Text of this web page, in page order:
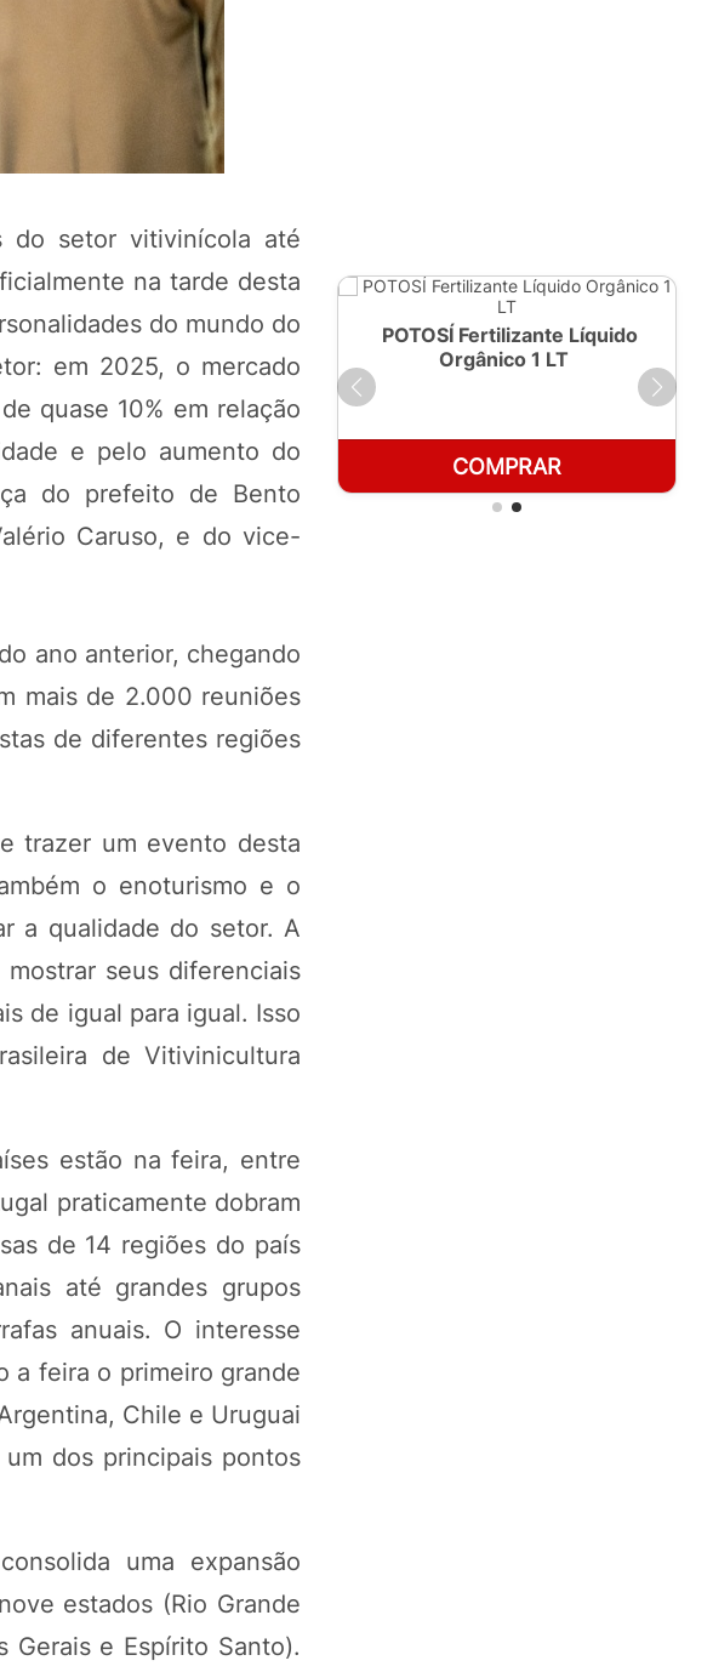
do setor vitivinícola até
na tarde desta
do mundo do
em 2025, o mercado
quase 10% em relação
e pelo aumento do
do prefeito de Bento
Caruso, e do vice-
ano anterior, chegando
mais de 2.000 reuniões
de diferentes regiões
trazer um evento desta
o enoturismo e o
a qualidade do setor. A
seus diferenciais
de igual para igual. Isso
de Vitivinicultura
estão na feira, entre
praticamente dobram
de 14 regiões do país
até grandes grupos
anuais. O interesse
a feira o primeiro grande
Chile e Uruguai
dos principais pontos
uma expansão
estados (Rio Grande
Gerais e Espírito Santo).
POTOSÍ Fertilizante Líquido
Orgânico 250ml
COMPRAR
POTOSÍ Fertilizante Líquido
Orgânico 1 LT
COMPRAR